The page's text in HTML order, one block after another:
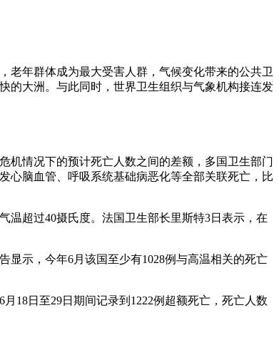
老年群体成为最大受害人群，气候变化带来的公共卫
的大洲。与此同时，世界卫生组织与气象机构接连发
机情况下的预计死亡人数之间的差额，多国卫生部门
心脑血管、呼吸系统基础病恶化等全部关联死亡，比
温超过40摄氏度。法国卫生部长里斯特3日表示，在
显示，今年6月该国至少有1028例与高温相关的死亡
18日至29日期间记录到1222例超额死亡，死亡人数